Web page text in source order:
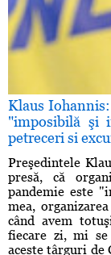
Klaus
"imposibilă şi
petreceri si
Preşedintele
presă, că
pandemie este
mea,
când avem
fiecare zi, mi
aceste târguri de